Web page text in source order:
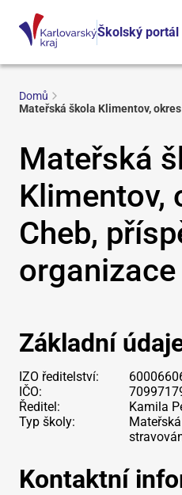
Školský
Domů
Mateřská škola Klimentov,
Mateřská
Klimentov,
Cheb,
organizace
Základní
IZO ředitelství:
IČO:
Ředitel:
Kamila
Typ školy:
Kontaktní